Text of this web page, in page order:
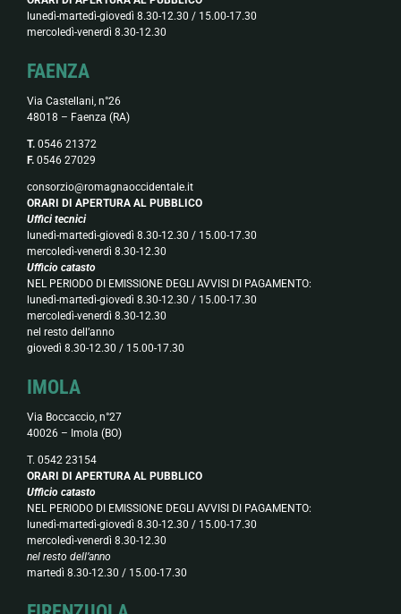
lunedì-martedì-giovedì 8.30-12.30 / 15.00-17.30
mercoledì-venerdì 8.30-12.30
FAENZA
Via Castellani, n°26
48018 – Faenza (RA)
T.0546 21372
F.0546 27029
consorzio@romagnaoccidentale.it
ORARI DI APERTURA AL PUBBLICO
Uffici tecnici
lunedì-martedì-giovedì 8.30-12.30 / 15.00-17.30
mercoledì-venerdì 8.30-12.30
Ufficio catasto
NEL PERIODO DI EMISSIONE DEGLI AVVISI DI PAGAMENTO:
lunedì-martedì-giovedì 8.30-12.30 / 15.00-17.30
mercoledì-venerdì 8.30-12.30
nel resto dell’anno
giovedì 8.30-12.30 / 15.00-17.30
IMOLA
Via Boccaccio, n°27
40026 – Imola (BO)
T. 0542 23154
ORARI DI APERTURA AL PUBBLICO
Ufficio catasto
NEL PERIODO DI EMISSIONE DEGLI AVVISI DI PAGAMENTO:
lunedì-martedì-giovedì 8.30-12.30 / 15.00-17.30
mercoledì-venerdì 8.30-12.30
nel resto dell’anno
martedì 8.30-12.30 / 15.00-17.30